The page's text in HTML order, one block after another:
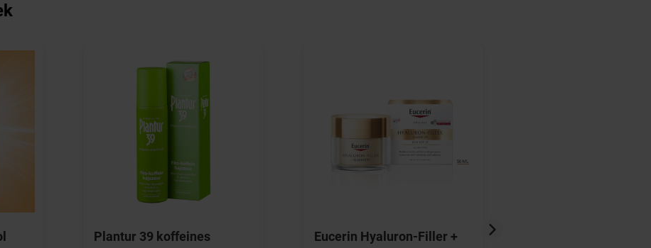
Plantur 39 koffeines
Eucerin Hyaluron-Filler +